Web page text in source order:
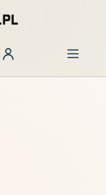
Zaloguj